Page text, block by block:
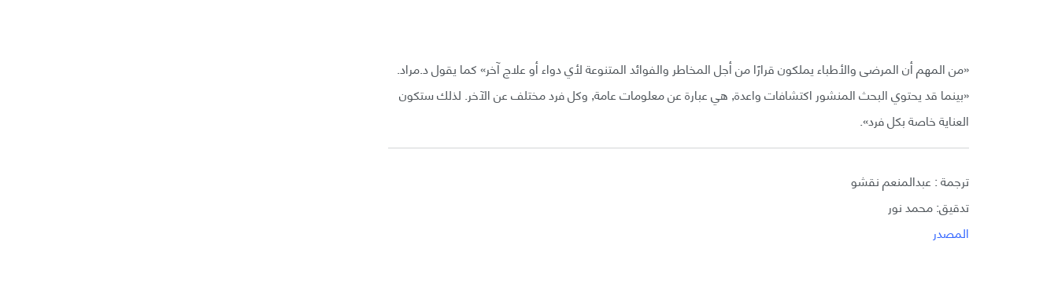
«من المهم أن المرضى والأطباء يملكون قرارًا من أجل المخاطر والفوائد المتنوعة لأي دواء أو علاج آخر» كما يقول د.مراد.
«بينما قد يحتوي البحث المنشور اكتشافات واعدة, هي عبارة عن معلومات عامة, وكل فرد مختلف عن الآخر. لذلك ستكون
العناية خاصة بكل فرد».
ترجمة : عبدالمنعم نقشو
تدقيق: محمد نور
المصدر